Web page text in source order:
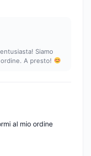
Siamo
A presto!
al mio ordine